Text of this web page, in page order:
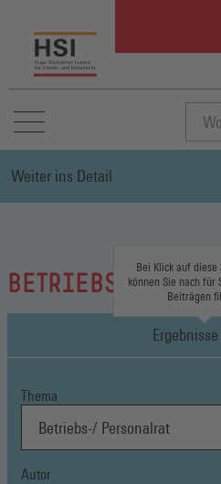
BETRIEBS-/
Bei Klick auf diese
können Sie nach für
Beiträgen
Thema
Autor
Weiter ins Detail